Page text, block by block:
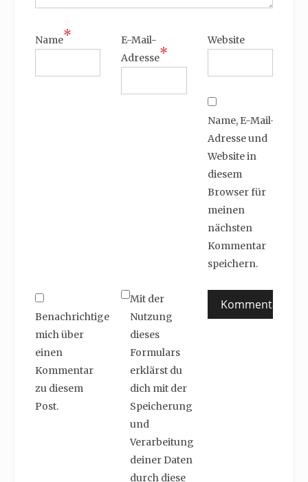
Name*
E-Mail-
Adresse*
Website
Name, E-Mail-
Adresse und
Website in
diesem
Browser für
meinen
nächsten
Kommentar
speichern.
Benachrichtige
mich über
einen
Kommentar
zu diesem
Post.
Mit der
Nutzung
dieses
Formulars
erklärst du
dich mit der
Speicherung
und
Verarbeitung
deiner Daten
durch diese